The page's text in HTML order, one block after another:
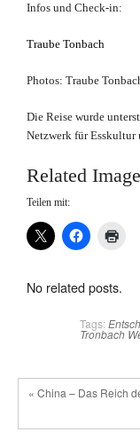
Infos und Check-in:
Traube Tonbach
Photos: Traube
Die Reise wurde
Netzwerk für Esskultur
Related
Teilen mit:
No related posts.
Tags:
Tronbach
« China – Das Reich